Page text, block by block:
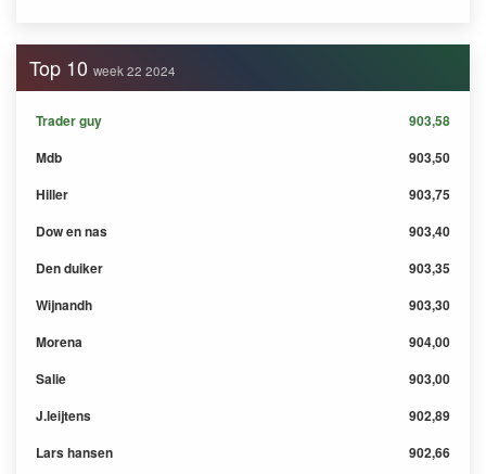
Top 10 week 22 2024
Trader guy
903,58
Mdb
903,50
Hiller
903,75
Dow en nas
903,40
Den duiker
903,35
Wijnandh
903,30
Morena
904,00
Salie
903,00
J.leijtens
902,89
Lars hansen
902,66